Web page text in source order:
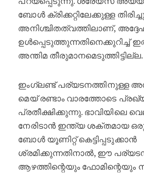
ബോൾ ക്രിക്കറ്റിലേക്കുള്ള
അനിശ്ചിതത്വത്തിലാണ്,
ഉൾപ്പെടുത്തുന്നതിനെക്കുറിച്ച്
അന്തിമ തീരുമാനമെടുത്തിട്ടില്ല.
ഇംഗ്ലണ്ട് പര്യടനത്തിനുള്ള
മെയ് രണ്ടാം വാരത്തോടെ
പ്രതീക്ഷിക്കുന്നു. ഭാവിയിലെ
നേരിടാൻ ഇന്ത്യ ശക്തമായ
ബോൾ യൂണിറ്റ് കെട്ടിപ്പടുക്കാൻ
ശ്രമിക്കുന്നതിനാൽ, ഈ
ആഴത്തിന്റെയും ഫോമിന്റെയും